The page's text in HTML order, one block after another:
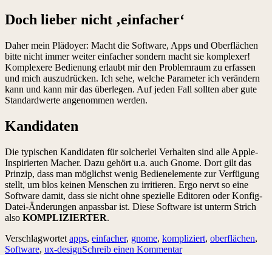
Doch lieber nicht ‚einfacher‘
Daher mein Plädoyer: Macht die Software, Apps und Oberflächen
bitte nicht immer weiter einfacher sondern macht sie komplexer!
Komplexere Bedienung erlaubt mir den Problemraum zu erfassen
und mich auszudrücken. Ich sehe, welche Parameter ich verändern
kann und kann mir das überlegen. Auf jeden Fall sollten aber gute
Standardwerte angenommen werden.
Kandidaten
Die typischen Kandidaten für solcherlei Verhalten sind alle Apple-
Inspirierten Macher. Dazu gehört u.a. auch Gnome. Dort gilt das
Prinzip, dass man möglichst wenig Bedienelemente zur Verfügung
stellt, um blos keinen Menschen zu irritieren. Ergo nervt so eine
Software damit, dass sie nicht ohne spezielle Editoren oder Konfig-
Datei-Änderungen anpassbar ist. Diese Software ist unterm Strich
also KOMPLIZIERTER.
Verschlagwortet apps, einfacher, gnome, kompliziert, oberflächen,
Software, ux-designSchreib einen Kommentar